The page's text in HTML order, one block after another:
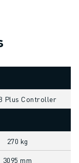
Plus Controller
270 kg
3095 mm